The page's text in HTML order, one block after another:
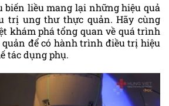
liều mang lại những hiệu quả
trị ung thư thực quản. Hãy cùng
khám phá tổng quan về quá trình
để có hành trình điều trị hiệu
tác dụng phụ.